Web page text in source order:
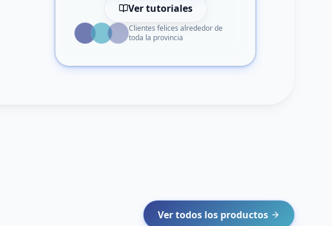
Ver tutoriales
Clientes felices alrededor de
toda la provincia
Ver todos los productos